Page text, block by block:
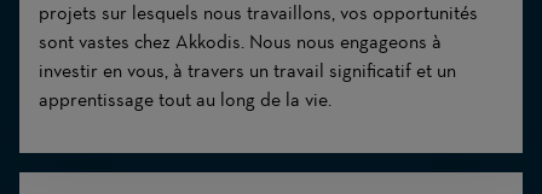
projets sur lesquels nous travaillons, vos opportunités
sont vastes chez Akkodis. Nous nous engageons à
investir en vous, à travers un travail significatif et un
apprentissage tout au long de la vie.